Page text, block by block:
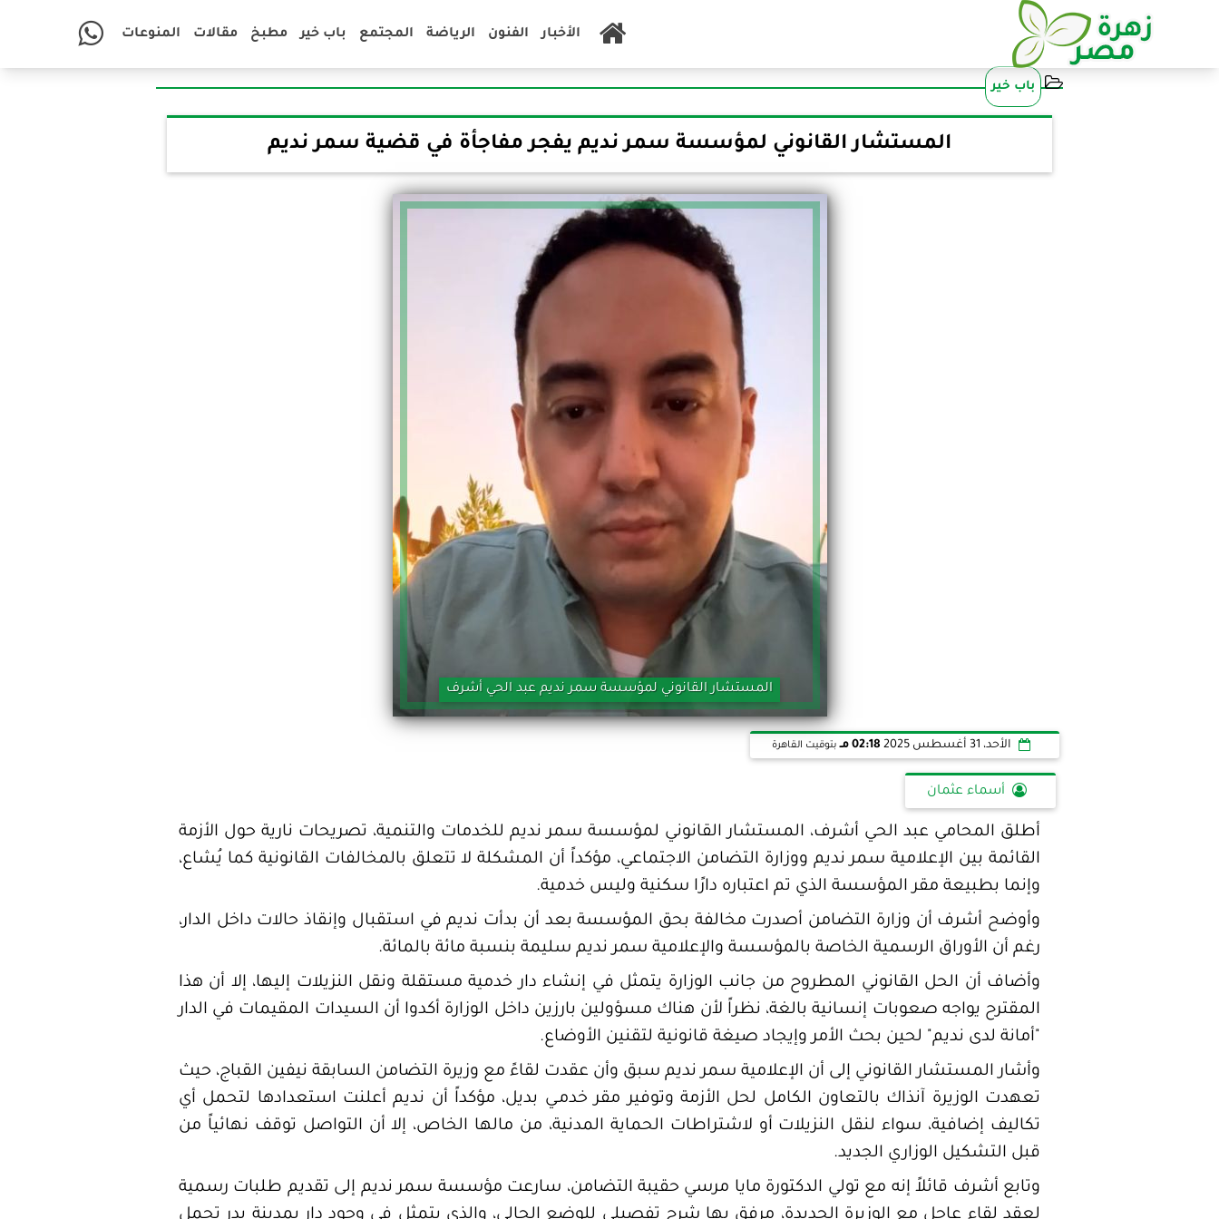
الأخبار الفنون الرياضة المجتمع باب خير مطبخ مقالات المنوعات
باب خير
المستشار القانوني لمؤسسة سمر نديم يفجر مفاجأة في قضية سمر نديم
المستشار القانوني لمؤسسة سمر نديم عبد الحي أشرف
الأحد، 31 أغسطس 2025 02:18 مـ بتوقيت القاهرة
أسماء عثمان
أطلق المحامي عبد الحي أشرف، المستشار القانوني لمؤسسة سمر نديم للخدمات والتنمية، تصريحات نارية حول الأزمة
القائمة بين الإعلامية سمر نديم ووزارة التضامن الاجتماعي، مؤكداً أن المشكلة لا تتعلق بالمخالفات القانونية كما يُشاع،
وإنما بطبيعة مقر المؤسسة الذي تم اعتباره دارًا سكنية وليس خدمية.
وأوضح أشرف أن وزارة التضامن أصدرت مخالفة بحق المؤسسة بعد أن بدأت نديم في استقبال وإنقاذ حالات داخل الدار،
رغم أن الأوراق الرسمية الخاصة بالمؤسسة والإعلامية سمر نديم سليمة بنسبة مائة بالمائة.
وأضاف أن الحل القانوني المطروح من جانب الوزارة يتمثل في إنشاء دار خدمية مستقلة ونقل النزيلات إليها، إلا أن هذا
المقترح يواجه صعوبات إنسانية بالغة، نظراً لأن هناك مسؤولين بارزين داخل الوزارة أكدوا أن السيدات المقيمات في الدار
"أمانة لدى نديم" لحين بحث الأمر وإيجاد صيغة قانونية لتقنين الأوضاع.
وأشار المستشار القانوني إلى أن الإعلامية سمر نديم سبق وأن عقدت لقاءً مع وزيرة التضامن السابقة نيفين القباج، حيث
تعهدت الوزيرة آنذاك بالتعاون الكامل لحل الأزمة وتوفير مقر خدمـي بديل، مؤكداً أن نديم أعلنت استعدادها لتحمل أي
تكاليف إضافية، سواء لنقل النزيلات أو لاشتراطات الحماية المدنية، من مالها الخاص، إلا أن التواصل توقف نهائياً من
قبل التشكيل الوزاري الجديد.
وتابع أشرف قائلاً إنه مع تولي الدكتورة مايا مرسي حقيبة التضامن، سارعت مؤسسة سمر نديم إلى تقديم طلبات رسمية
لعقد لقاء عاجل مع الوزيرة الجديدة، مرفق بها شرح تفصيلي للوضع الحالي، والذي يتمثل في وجود دار بمدينة بدر تحمل